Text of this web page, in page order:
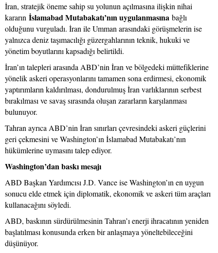
İran, stratejik öneme sahip su yolunun açılmasına ilişkin nihai
kararın İslamabad Mutabakatı’nın uygulanmasına bağlı
olduğunu vurguladı. İran ile Umman arasındaki görüşmelerin ise
yalnızca deniz taşımacılığı güzergahlarının teknik, hukuki ve
yönetim boyutlarını kapsadığı belirtildi.
İran’ın talepleri arasında ABD’nin İran ve bölgedeki müttefiklerine
yönelik askeri operasyonlarını tamamen sona erdirmesi, ekonomik
yaptırımların kaldırılması, dondurulmuş İran varlıklarının serbest
bırakılması ve savaş sırasında oluşan zararların karşılanması
bulunuyor.
Tahran ayrıca ABD’nin İran sınırları çevresindeki askeri güçlerini
geri çekmesini ve Washington’ın İslamabad Mutabakatı’nın
hükümlerine uymasını talep ediyor.
Washington’dan baskı mesajı
ABD Başkan Yardımcısı J.D. Vance ise Washington’ın en uygun
sonucu elde etmek için diplomatik, ekonomik ve askeri tüm araçları
kullanacağını söyledi.
ABD, baskının sürdürülmesinin Tahran’ı enerji ihracatının yeniden
başlatılması konusunda erken bir anlaşmaya yöneltebileceğini
düşünüyor.